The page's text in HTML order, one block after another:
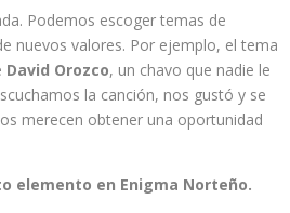
Podemos escoger temas de
nuevos valores. Por ejemplo, el tema
David Orozco, un chavo que nadie le
la canción, nos gustó y se
merecen obtener una oportunidad
elemento en Enigma Norteño.